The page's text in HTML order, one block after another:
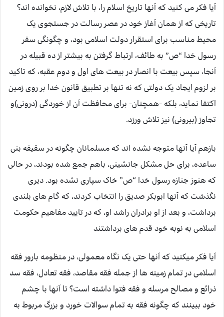
آیا فکر می کنید که آنها تاریخ اسلام را، با تلاش لازم، نخوانده اند؟
تاریخی که از همان آغاز خود در عصر رسالت در جستجوی یک
محیط مناسب برای استقرار دولت اسلامی بود، و چگونگی سفر
رسول خدا “ص” به طائف، ارتباط گرفتن به بیشتر از ده قبیله در
آنجا، سپس بیعت با انصار در بیعت های اول و دوم عقبه، که تاکید
بر لزوم ایجاد یک دولتی که نه تنها بر تطبیق قانون خدا بر روی زمین
اکتفا نماید، بلکه -همچنان- برای محافظت آن از خوردگی (درونی)و
تجاوز (بیرونی) نیز تلاش ورزد.
بازهم آیا آنها متوجه نشده اند که مسلمانان چگونه در سقیفه بنی
ساعده، برای حل مشکل جانشینی، باهم جمع شده بودند، در حالی
که هنوز جنازه رسول خدا “ص” خاک سپاری نشده بود. دیری
نگذشت که آنها ابوبکر صدیق را انتخاب کردند، که گام های بلندی
برداشت، و بعد از او برادران راشد او، که در تایید مفاهیم حکومت
اسلامی به نوبه خود قدم های برداشتند
آیا فکر میکنید که آنها حتی یک نگاه معمولی، در منظومه بارور فقه
اسلامی در تمام زمینه ها از جمله فقه مقاصد، فقه تعادل، فقه سد
ذرائع و مصالح مرسله و فقه فتوا داشته است؟ تا آنها با چشم
خود ببینند که چگونه فقه به تمام سوالات خورد و بزرگ مربوط به